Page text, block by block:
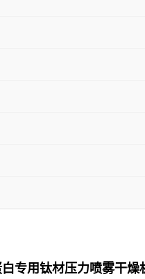
白专用钛材压力喷雾干